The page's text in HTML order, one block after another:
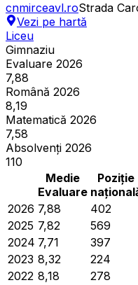
cnmirceavl.roStrada
Vezi pe hartă
Liceu
Gimnaziu
Evaluare 2026
7,88
Română 2026
8,19
Matematică 2026
7,58
Absolvenți 2026
110
Medie
Evaluare
Poziție
2026 7,88 402
2025 7,82 569
2024 7,71 397
2023 8,32 224
2022 8,18 278